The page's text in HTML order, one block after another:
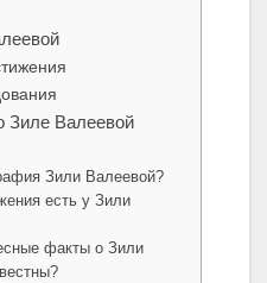
Зиле Валеевой
Зили Валеевой?
есть у Зили
факты о Зили